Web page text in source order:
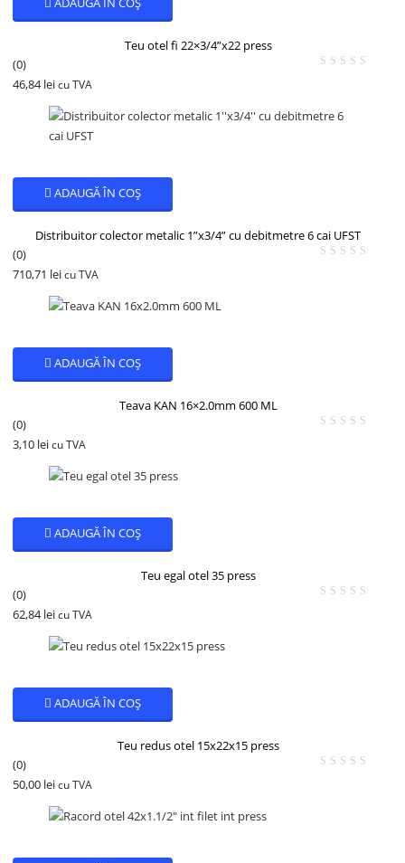
Teu otel fi 22×3/4”x22 press
(0)
46,84lei cu TVA
ADAUGĂ ÎN COȘ
Distribuitor colector metalic 1”x3/4” cu debitmetre 6 cai UFST
(0)
710,71 lei cu TVA
ADAUGĂ ÎN COȘ
Teava KAN 16×2.0mm 600 ML
(0)
3,10 lei cu TVA
ADAUGĂ ÎN COȘ
Teu egal otel 35 press
(0)
62,84lei cu TVA
ADAUGĂ ÎN COȘ
Teu redus otel 15x22x15 press
(0)
50,00 lei cu TVA